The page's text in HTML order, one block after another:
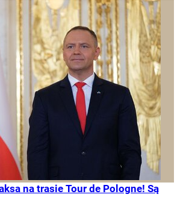
na trasie Tour de Pologne! Są